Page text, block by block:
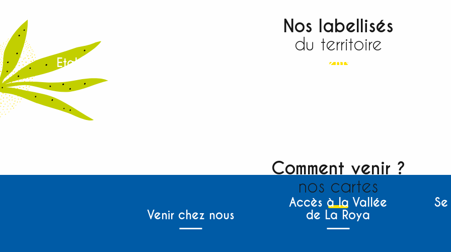
Nos labellisés
du territoire
Etablissements labellisés Clef
Etablissements labellisés
Comment venir ?
nos cartes
Venir chez nous
Accès à la Vallée
de La Roya